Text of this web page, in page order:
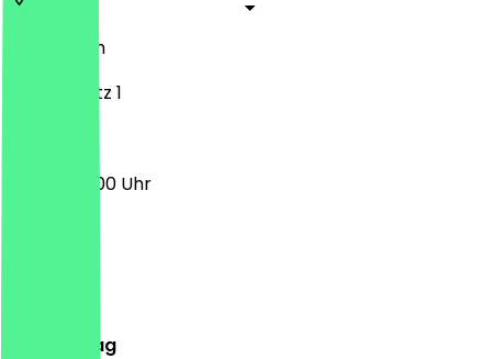
Berlin
Mexikoplatz 1
06:00 - 18:00 Uhr
Donnerstag